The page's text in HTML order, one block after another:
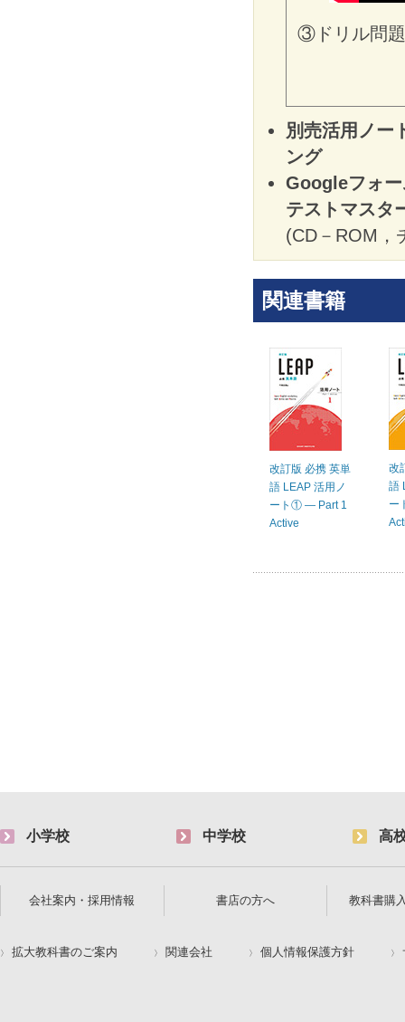
③ドリル問
別売活用ノー
ング
Googleフォ
テストマスタ
(CD－ROM，
関連書籍
改訂版 必携 英単
語 LEAP 活用ノ
ート① ― Part 1
Active
改
語
ー
小学校 中学校 高
会社案内・採用情報 書店の方へ 教科書購
拡大教科書のご案内 関連会社 個人情報保護方針